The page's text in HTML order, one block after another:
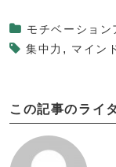
モチベーション
集中力 , マイン
この記事のライ